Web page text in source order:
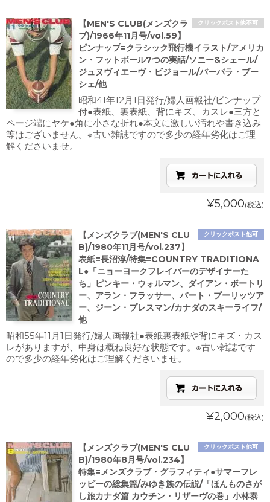
クリックポスト他不可
【MEN'S CLUB(メンズクラ
ブ)/1966年11月号/vol.59】
ピンナップ=クラシック飛行機イラスト/アメリカ
ン・フットボール7つの実話/ソニー&シェール/
ジュヌヴィエーヴ・ビジョール/バーバラ・ブー
シェ/他
昭和41年12月1日発行/婦人画報社/ピンナップ
付●表紙、裏表紙、背にキズ、カスレ●三方と
ページ端にヤケ●角に小さな折れ●本文に激しい汚れや書き込み
等はございません。※古い雑誌ですので多少の経年劣化はご理
解くださいませ。
¥5,000(税込)
クリックポスト他可
【メンズクラブ(MEN'S CLU
B)/1980年11月号/vol.237】
表紙=長沼淳/特集=COUNTRY TRADITIONA
L●「ニョーヨークフレイバーのデザイナーた
ち」ピンキー・ウォルマン、ダイアン・ボートリ
ー、アラン・フラッサー、バート・プーリッツア
ー、ジーン・プレスマン/カナダのスキーライフ/
他
昭和55年11月1日発行/婦人画報社●表紙裏表紙や背にキズ・カス
レがありますが、中身は概ね良好な状態です。※古い雑誌です
ので多少の経年劣化はご理解くださいませ。
¥2,000(税込)
クリックポスト他可
【メンズクラブ(MEN'S CLU
B)/1980年8月号/vol.234】
特集=メンズクラブ・グラフィティ●サマーフレ
ッピーの総集篇/みゆき族の伝説/「ほんものさが
し旅カナダ篇 カウチン・リザーヴの巻」小林泰